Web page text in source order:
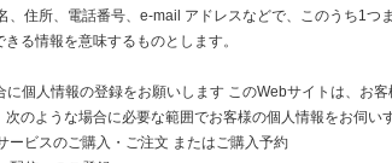
、住所、電話番号、e-mail アドレスなどで、このうち1つ
る情報を意味するものとします。
に個人情報の登録をお願いします このWebサイトは、お
のような場合に必要な範囲でお客様の個人情報をお伺い
ービスのご購入・ご注文 またはご購入予約